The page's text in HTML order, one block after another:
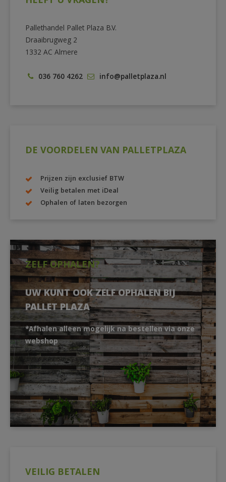
Pallethandel Pallet Plaza B.V.
Draaibrugweg 2
1332 AC Almere
036 760 4262 info@palletplaza.nl
DE VOORDELEN VAN PALLETPLAZA
Prijzen zijn exclusief BTW
Veilig betalen met iDeal
Ophalen of laten bezorgen
ZELF OPHALEN?
UW KUNT OOK ZELF OPHALEN BIJ
PALLET PLAZA
*Afhalen alleen mogelijk na bestellen via onze
webshop
VEILIG BETALEN